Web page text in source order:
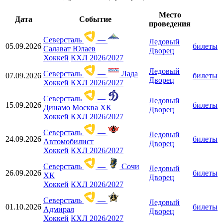
Дата Событие
Место
проведения
05.09.2026
Северсталь
—
Салават Юлаев
Хоккей КХЛ 2026/2027
Ледовый
Дворец
билеты
07.09.2026 Северсталь —
Лада
Хоккей КХЛ 2026/2027
Ледовый
Дворец
билеты
15.09.2026
Северсталь
—
Динамо Москва ХК
Хоккей КХЛ 2026/2027
Ледовый
Дворец
билеты
24.09.2026
Северсталь
—
Автомобилист
Хоккей КХЛ 2026/2027
Ледовый
Дворец
билеты
26.09.2026
Северсталь —
Сочи
ХК
Хоккей КХЛ 2026/2027
Ледовый
Дворец
билеты
01.10.2026
Северсталь
—
Адмирал
Хоккей КХЛ 2026/2027
Ледовый
Дворец
билеты